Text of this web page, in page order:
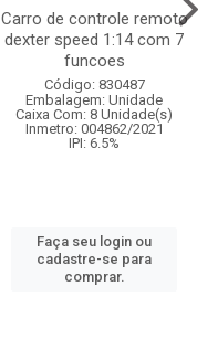
Carro de controle remoto
dexter speed 1:14 com 7
funcoes
Código: 830487
Embalagem: Unidade
Caixa Com: 8 Unidade(s)
Inmetro: 004862/2021
IPI: 6.5%
Faça seu login ou
cadastre-se para
comprar.